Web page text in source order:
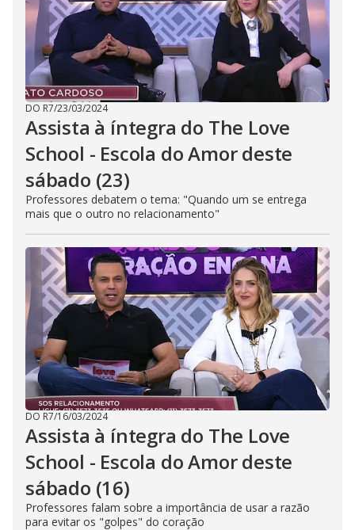
DO R7/23/03/2024
Assista à íntegra do The Love
School - Escola do Amor deste
sábado (23)
Professores debatem o tema: "Quando um se entrega
mais que o outro no relacionamento"
DO R7/16/03/2024
Assista à íntegra do The Love
School - Escola do Amor deste
sábado (16)
Professores falam sobre a importância de usar a razão
para evitar os "golpes" do coração